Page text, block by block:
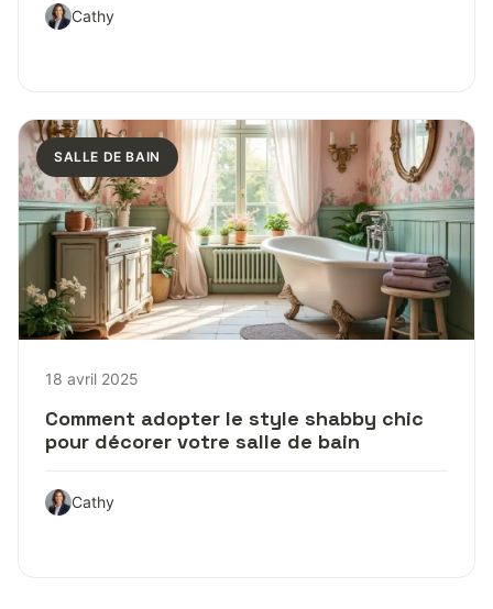
Cathy
SALLE DE BAIN
18 avril 2025
Comment adopter le style shabby chic
pour décorer votre salle de bain
Cathy